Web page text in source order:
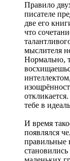
Правило
писателе
две его
что
мыслителя
Нормально,
тебе в
И время
появлялся
правильные